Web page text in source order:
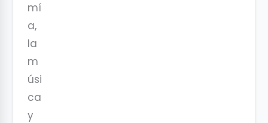
mí
a,
la
m
úsi
ca
y